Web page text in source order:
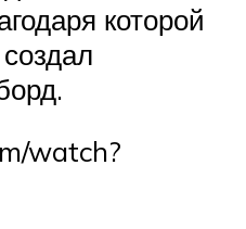
которой
watch?